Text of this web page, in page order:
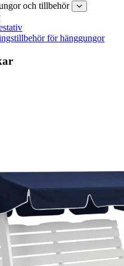
och tillbehör
för hänggungor